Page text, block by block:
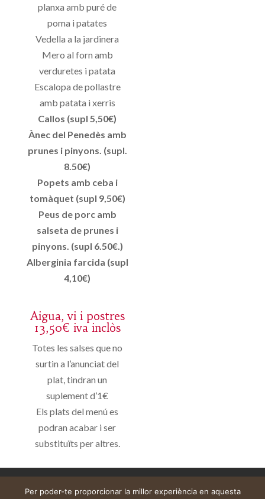
planxa amb puré de
poma i patates
Vedella a la jardinera
Mero al forn amb
verduretes i patata
Escalopa de pollastre
amb patata i xerris
Callos (supl 5,50€)
Ànec del Penedès amb
prunes i pinyons. (supl.
8.50€)
Popets amb ceba i
tomàquet (supl 9,50€)
Peus de porc amb
salseta de prunes i
pinyons. (supl 6.50€.)
Alberginia farcida (supl
4,10€)
Aigua, vi i postres
13,50€ iva inclòs
Totes les salses que no
surtin a l’anunciat del
plat, tindran un
suplement d’1€
Els plats del menú es
podran acabar i ser
substituïts per altres.
Per poder-te proporcionar la millor experiència en aquesta